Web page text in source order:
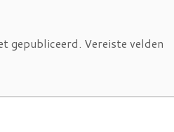
gepubliceerd. Vereiste velden